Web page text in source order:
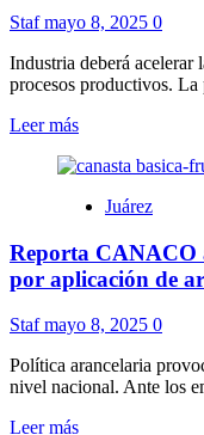
a
la
oración
por
el
nuevo
pontífice.
Stafmayo 8, 2025 0
Industria deberá
procesos productivos. La
Leer másLeer
sobre
de
jornada
laboral
afectará
en
la
productividad
de
empresas;
Juárez
Reporta CANACO
por aplicación de
Stafmayo 8, 2025 0
Política arancelaria
nivel nacional. Ante los
Leer másLeer